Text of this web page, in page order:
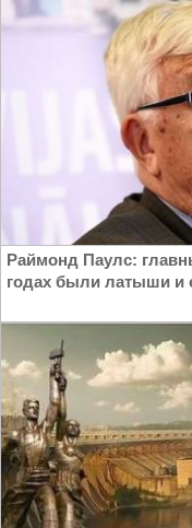
Раймонд Паулс:
годах были латыши и